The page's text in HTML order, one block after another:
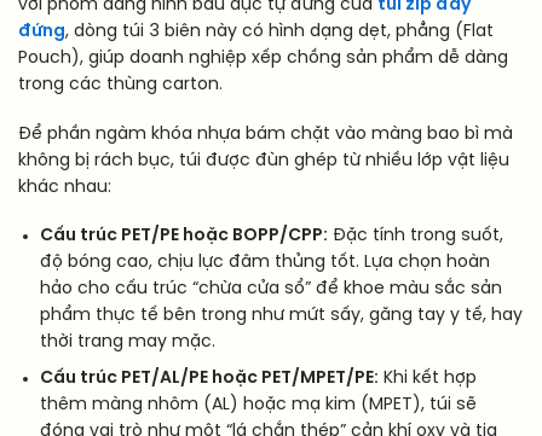
với phom dáng hình bầu dục tự đứng của túi zip đáy
đứng, dòng túi 3 biên này có hình dạng dẹt, phẳng (Flat
Pouch), giúp doanh nghiệp xếp chồng sản phẩm dễ dàng
trong các thùng carton.
Để phần ngàm khóa nhựa bám chặt vào màng bao bì mà
không bị rách bục, túi được đùn ghép từ nhiều lớp vật liệu
khác nhau:
Cấu trúc PET/PE hoặc BOPP/CPP: Đặc tính trong suốt,
độ bóng cao, chịu lực đâm thủng tốt. Lựa chọn hoàn
hảo cho cấu trúc “chừa cửa sổ” để khoe màu sắc sản
phẩm thực tế bên trong như mứt sấy, găng tay y tế, hay
thời trang may mặc.
Cấu trúc PET/AL/PE hoặc PET/MPET/PE: Khi kết hợp
thêm màng nhôm (AL) hoặc mạ kim (MPET), túi sẽ
đóng vai trò như một “lá chắn thép” cản khí oxy và tia